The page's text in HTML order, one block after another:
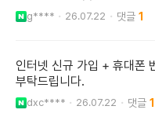
g**** 26.07.22 1
인터넷 신규 가입 + 휴대폰
부탁드립니다.
dxc**** 26.07.22 1